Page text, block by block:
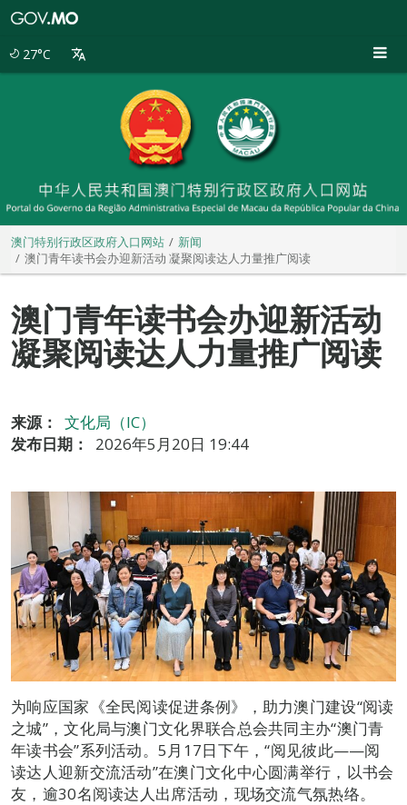
27°C
澳门特别行政区政府入口网站
新闻
澳门青年读书会办迎新活动 凝聚阅读达人力量推广阅读
澳门青年读书会办迎新活动
凝聚阅读达人力量推广阅读
来源：
文化局（IC）
发布日期：
2026年5月20日 19:44
为响应国家《全民阅读促进条例》，助力澳门建设“阅读
之城”，文化局与澳门文化界联合总会共同主办“澳门青
年读书会”系列活动。5月17日下午，“阅见彼此——阅
读达人迎新交流活动”在澳门文化中心圆满举行，以书会
友，逾30名阅读达人出席活动，现场交流气氛热络。